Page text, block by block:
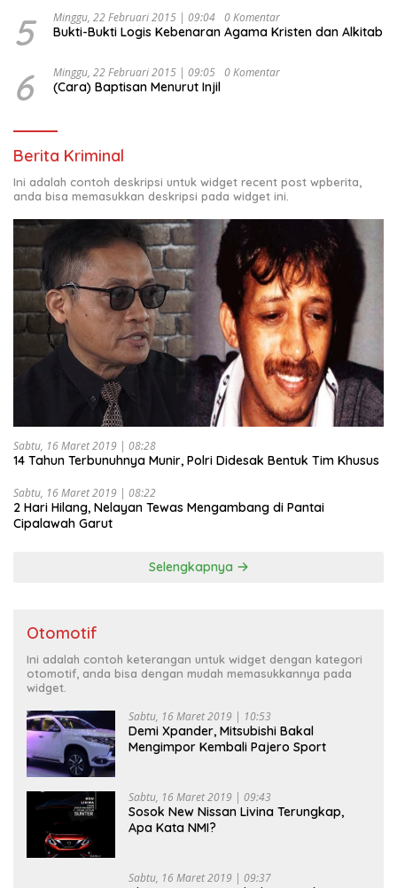
5 Minggu, 22 Februari 2015 | 09:04 0 Komentar
Bukti-Bukti Logis Kebenaran Agama Kristen dan Alkitab
6 Minggu, 22 Februari 2015 | 09:05 0 Komentar
(Cara) Baptisan Menurut Injil
Berita Kriminal
Ini adalah contoh deskripsi untuk widget recent post wpberita,
anda bisa memasukkan deskripsi pada widget ini.
Sabtu, 16 Maret 2019 | 08:28
14 Tahun Terbunuhnya Munir, Polri Didesak Bentuk Tim Khusus
Sabtu, 16 Maret 2019 | 08:22
2 Hari Hilang, Nelayan Tewas Mengambang di Pantai
Cipalawah Garut
Selengkapnya
Otomotif
Ini adalah contoh keterangan untuk widget dengan kategori
otomotif, anda bisa dengan mudah memasukkannya pada
widget.
Sabtu, 16 Maret 2019 | 10:53
Demi Xpander, Mitsubishi Bakal
Mengimpor Kembali Pajero Sport
Sabtu, 16 Maret 2019 | 09:43
Sosok New Nissan Livina Terungkap,
Apa Kata NMI?
Sabtu, 16 Maret 2019 | 09:37